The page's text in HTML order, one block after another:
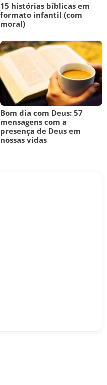
15 histórias bíblicas em
formato infantil (com
moral)
Bom dia com Deus: 57
mensagens com a
presença de Deus em
nossas vidas